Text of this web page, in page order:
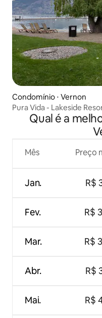
Condomínio ⋅ Vernon
Pura Vida - Lakeside
Qual é a
Mês
Jan.
Fev.
Mar.
Abr.
Mai.
Preço
R$
R$
R$
R$
R$